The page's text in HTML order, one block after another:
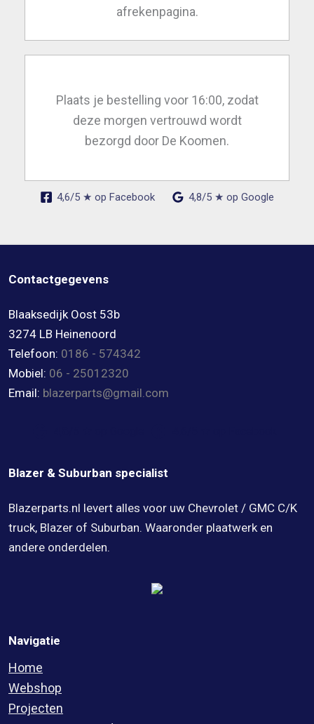
afrekenpagina.
Plaats je bestelling voor 16:00, zodat
deze morgen vertrouwd wordt
bezorgd door De Koomen.
4,6/5 ★ op Facebook 4,8/5 ★ op Google
Contactgegevens
Blaaksedijk Oost 53b
3274 LB Heinenoord
Telefoon: 0186 - 574342
Mobiel: 06 - 25012320
Email: blazerparts@gmail.com
Blazer & Suburban specialist
Blazerparts.nl levert alles voor uw Chevrolet / GMC C/K
truck, Blazer of Suburban. Waaronder plaatwerk en
andere onderdelen.
Navigatie
Home
Webshop
Projecten